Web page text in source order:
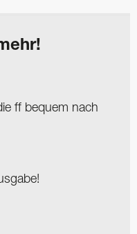
ff bequem nach